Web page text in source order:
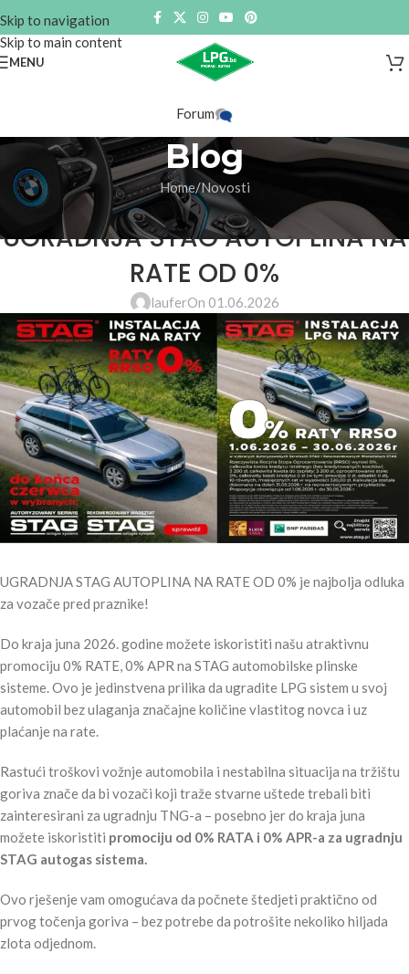
Skip to navigation
Skip to main content
MENU
Forum
Blog
Home Novosti
NOVOSTI
UGRADNJA STAG AUTOPLINA NA
RATE OD 0%
lauferOn 01.06.2026
UGRADNJA STAG AUTOPLINA NA RATE OD 0% je najbolja odluka
za vozače pred praznike!
Do kraja juna 2026. godine možete iskoristiti našu atraktivnu
promociju 0% RATE, 0% APR na STAG automobilske plinske
sisteme. Ovo je jedinstvena prilika da ugradite LPG sistem u svoj
automobil bez ulaganja značajne količine vlastitog novca i uz
plaćanje na rate.
Rastući troškovi vožnje automobila i nestabilna situacija na tržištu
goriva znače da bi vozači koji traže stvarne uštede trebali biti
zainteresirani za ugradnju TNG-a – posebno jer do kraja juna
možete iskoristiti promociju od 0% RATA i 0% APR-a za ugradnju
STAG autogas sistema.
Ovo rješenje vam omogućava da počnete štedjeti praktično od
prvog točenja goriva – bez potrebe da potrošite nekoliko hiljada
zlota odjednom.